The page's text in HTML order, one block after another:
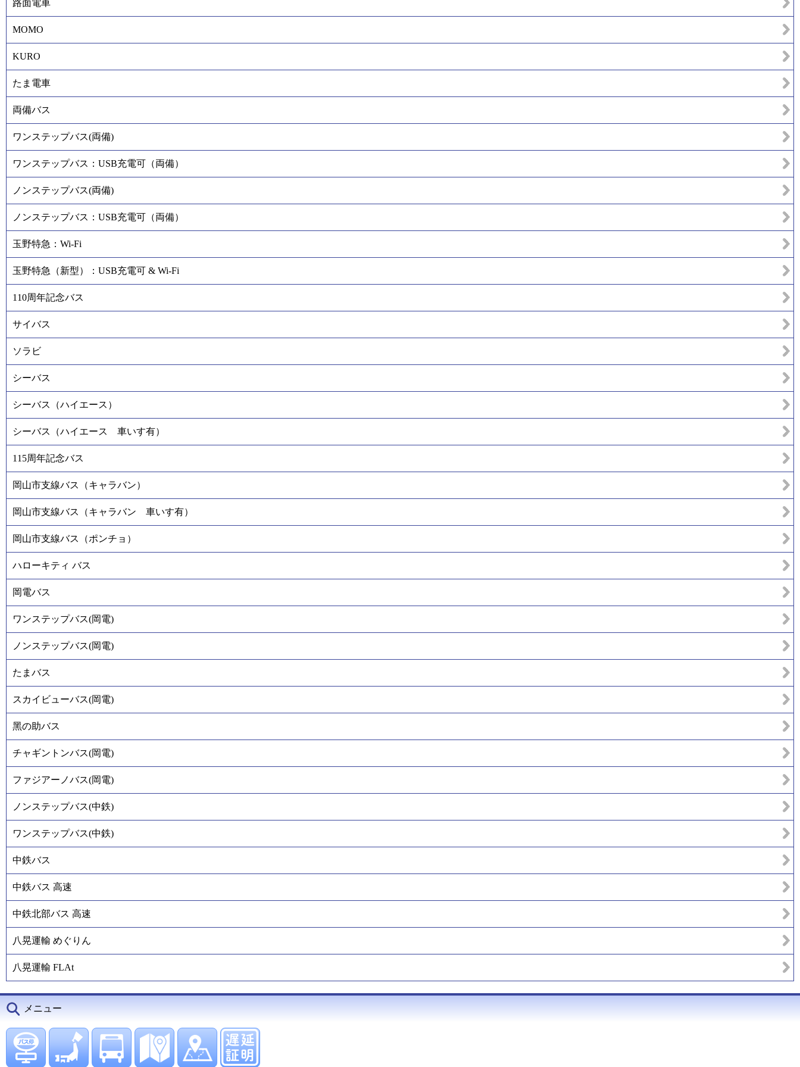
路面電車
MOMO
KURO
たま電車
両備バス
ワンステップバス(両備)
ワンステップバス：USB充電可（両備）
ノンステップバス(両備)
ノンステップバス：USB充電可（両備）
玉野特急：Wi-Fi
玉野特急（新型）：USB充電可 & Wi-Fi
110周年記念バス
サイバス
ソラビ
シーバス
シーバス（ハイエース）
シーバス（ハイエース 車いす有）
115周年記念バス
岡山市支線バス（キャラバン）
岡山市支線バス（キャラバン 車いす有）
岡山市支線バス（ポンチョ）
ハローキティ バス
岡電バス
ワンステップバス(岡電)
ノンステップバス(岡電)
たまバス
スカイビューバス(岡電)
黑の助バス
チャギントンバス(岡電)
ファジアーノバス(岡電)
ノンステップバス(中鉄)
ワンステップバス(中鉄)
中鉄バス
中鉄バス 高速
中鉄北部バス 高速
八晃運輸 めぐりん
八晃運輸 FLAt
メニュー